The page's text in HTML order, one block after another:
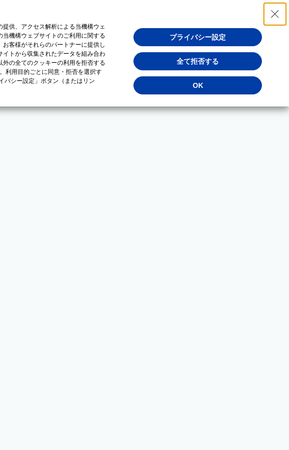
供、アクセス解析による当機構ウェ
機構ウェブサイトのご利用に関する
客様がそれらのパートナーに提供し
トから収集されたデータを組み合わ
の全てのクッキーの利用を拒否する
利用目的ごとに同意・拒否を選択す
バシー設定」ボタン（またはリン
プライバシー設定
全て拒否する
OK